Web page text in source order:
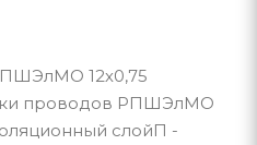
12х0,75
проводов РПШЭлМО
слойП -